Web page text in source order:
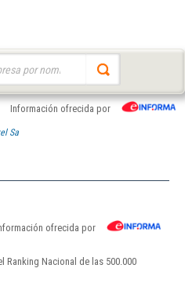
Información ofrecida por
Sa
ofrecida por
Ranking Nacional de las 500.000